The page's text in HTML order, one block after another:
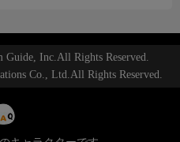
Inc.All Rights Reserved.
Co., Ltd.All Rights Reserved.